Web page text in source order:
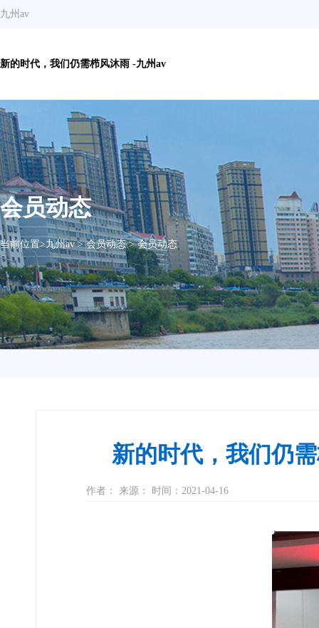
九州av
新的时代，我们仍需栉风沐雨 -九州av
会员动态
当前位置>九州av>会员动态>会员动态
新的时代，我们仍
作者： 来源： 时间：2021-04-16